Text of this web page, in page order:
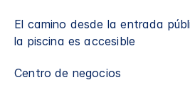
El camino desde la entrada
la piscina es accesible
Centro de negocios